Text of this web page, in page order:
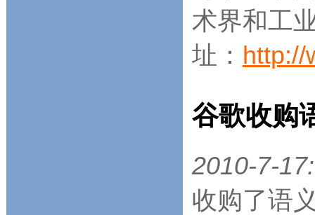
术界和工
址： http://
谷歌收购
2010-7-17:
收购了语